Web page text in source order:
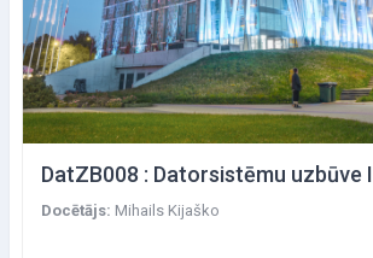
DatZB008 : Datorsistēmu uzbūve I
Docētājs: Mihails Kijaško